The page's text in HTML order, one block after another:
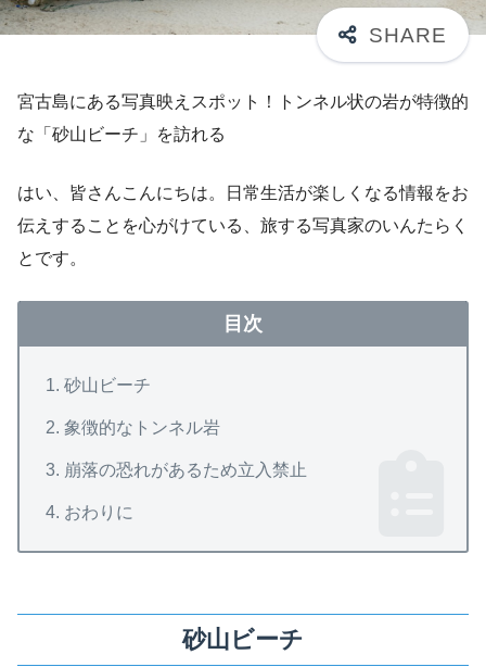
宮古島にある写真映えスポット！トンネル状の岩が特徴的
な「砂山ビーチ」を訪れる
はい、皆さんこんにちは。日常生活が楽しくなる情報をお
伝えすることを心がけている、旅する写真家のいんたらく
とです。
目次
砂山ビーチ
象徴的なトンネル岩
崩落の恐れがあるため立入禁止
おわりに
砂山ビーチ